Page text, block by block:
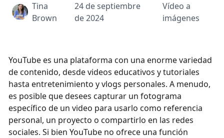
Tina
Brown
24 de septiembre
de 2024
Vídeo a
imágenes
YouTube es una plataforma con una enorme variedad
de contenido, desde videos educativos y tutoriales
hasta entretenimiento y vlogs personales. A menudo,
es posible que desees capturar un fotograma
específico de un video para usarlo como referencia
personal, un proyecto o compartirlo en las redes
sociales. Si bien YouTube no ofrece una función